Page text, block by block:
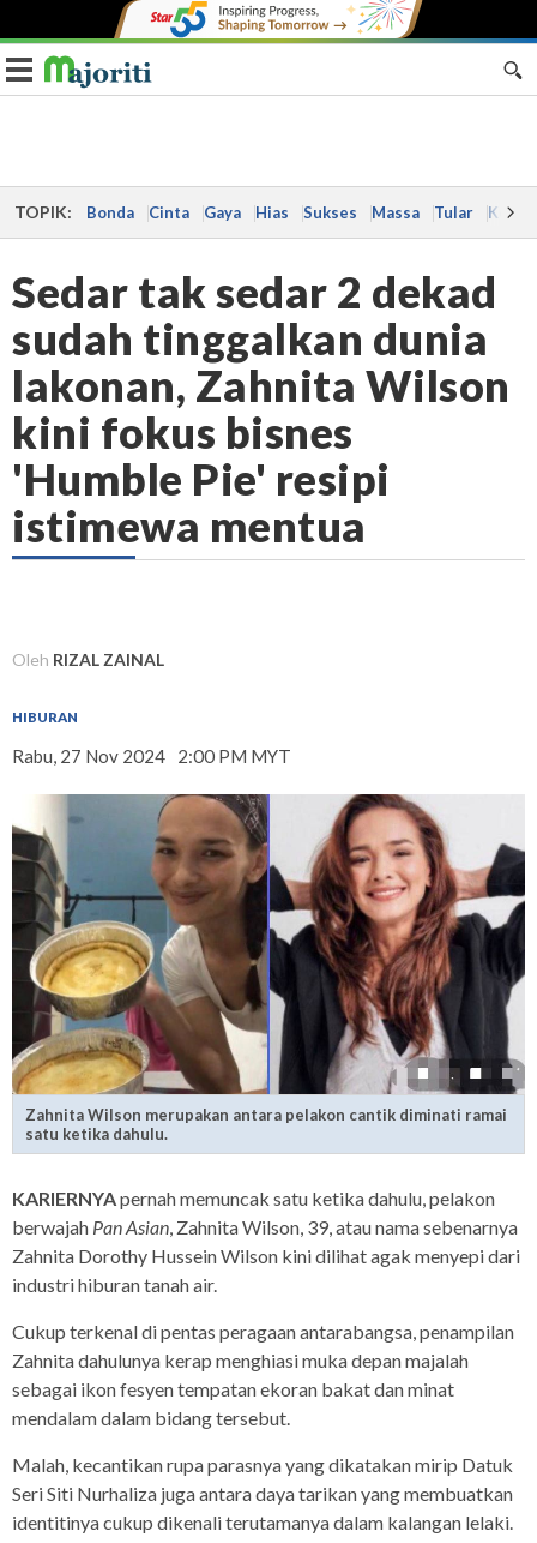
Toggle navigation
TOPIK: Bonda Cinta Gaya Hias Sukses Massa Tular Kes
Sedar tak sedar 2 dekad
sudah tinggalkan dunia
lakonan, Zahnita Wilson
kini fokus bisnes
'Humble Pie' resipi
istimewa mentua
Oleh RIZAL ZAINAL
HIBURAN
Rabu, 27 Nov 2024 2:00 PM MYT
Zahnita Wilson merupakan antara pelakon cantik diminati ramai
satu ketika dahulu.
KARIERNYApernah memuncak satu ketika dahulu, pelakon
berwajah Pan Asian, Zahnita Wilson, 39, atau nama sebenarnya
Zahnita Dorothy Hussein Wilson kini dilihat agak menyepi dari
industri hiburan tanah air.
Cukup terkenal di pentas peragaan antarabangsa, penampilan
Zahnita dahulunya kerap menghiasi muka depan majalah
sebagai ikon fesyen tempatan ekoran bakat dan minat
mendalam dalam bidang tersebut.
Malah, kecantikan rupa parasnya yang dikatakan mirip Datuk
Seri Siti Nurhaliza juga antara daya tarikan yang membuatkan
identitinya cukup dikenali terutamanya dalam kalangan lelaki.